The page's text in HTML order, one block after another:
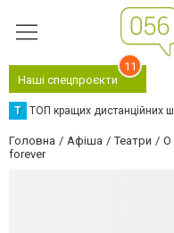
Наші спецпроєкти
11
Т ТОП кращих дистанційних
Головна Афіша Театри
О
forever